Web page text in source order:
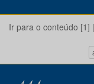
Ir para o conteúdo [1] |